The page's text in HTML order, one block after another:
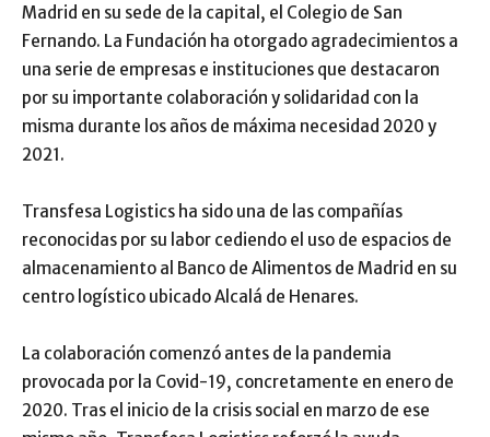
Madrid en su sede de la capital, el Colegio de San
Fernando. La Fundación ha otorgado agradecimientos a
una serie de empresas e instituciones que destacaron
por su importante colaboración y solidaridad con la
misma durante los años de máxima necesidad 2020 y
2021.
Transfesa Logistics ha sido una de las compañías
reconocidas por su labor cediendo el uso de espacios de
almacenamiento al Banco de Alimentos de Madrid en su
centro logístico ubicado Alcalá de Henares.
La colaboración comenzó antes de la pandemia
provocada por la Covid-19, concretamente en enero de
2020. Tras el inicio de la crisis social en marzo de ese